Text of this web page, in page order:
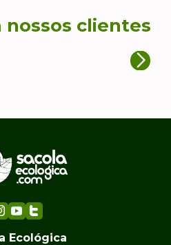
nossos clientes
Ecológica